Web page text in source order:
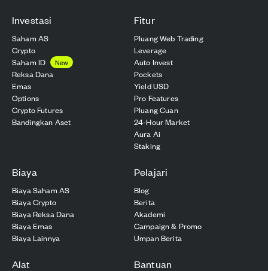
Investasi
Saham AS
Crypto
Saham ID
New
Reksa Dana
Emas
Options
Crypto Futures
Bandingkan Aset
Fitur
Pluang Web Trading
Leverage
Auto Invest
Pockets
Yield USD
Pro Features
Pluang Cuan
24-Hour Market
Aura Ai
Staking
Biaya
Biaya Saham AS
Biaya Crypto
Biaya Reksa Dana
Biaya Emas
Biaya Lainnya
Pelajari
Blog
Berita
Akademi
Campaign & Promo
Umpan Berita
Alat Bantuan